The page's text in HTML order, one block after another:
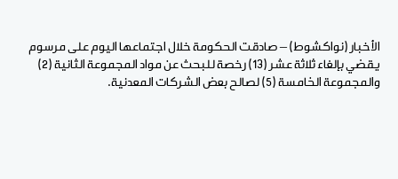
الأخبار (نواكشوط) – صادقت الحكومة خلال اجتماعها اليوم على مرسوم
يقضي بإلغاء ثلاثة عشر (13) رخصة للبحث عن مواد المجموعة الثانية (2)
والمجموعة الخامسة (5) لصالح بعض الشركات المعدنية.